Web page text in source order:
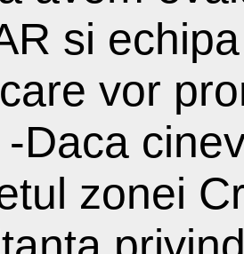
si
vor
Daca
zonei